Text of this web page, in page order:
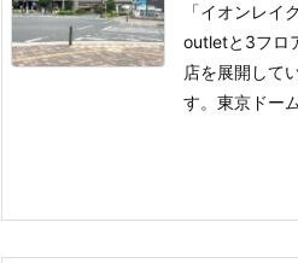
「イオンレイ
outletと3フロ
店を展開して
す。 東京ドー